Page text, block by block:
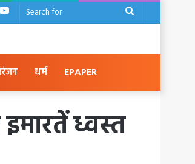
Search
YouTube
धर्म EPAPER
ध्वस्त